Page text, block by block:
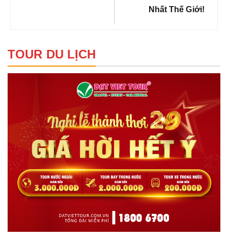
Nhất Thế Giới!
TOUR DU LỊCH